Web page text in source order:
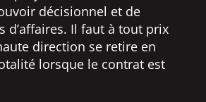
décisionnel et de
d’affaires. Il faut à tout prix
direction se retire en
lorsque le contrat est